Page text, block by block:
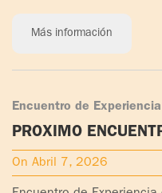
Más información
Encuentro de
PRÓXIMO
DIOS (EED) EN
On Abril 7, 2026